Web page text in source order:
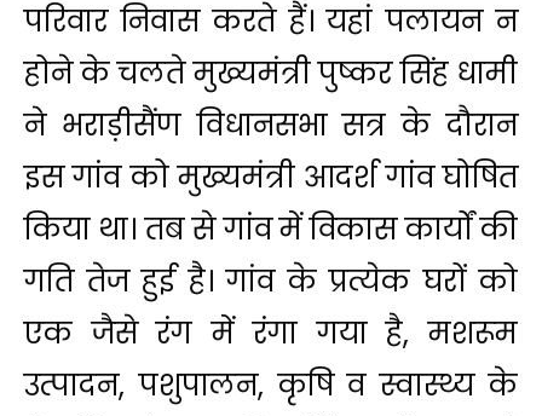
परिवार निवास करते हैं। यहां पलायन न
होने के चलते मुख्यमंत्री पुष्कर सिंह धामी
ने भराड़ीसैंण विधानसभा सत्र के दौरान
इस गांव को मुख्यमंत्री आदर्श गांव घोषित
किया था। तब से गांव में विकास कार्यों की
गति तेज हुई है। गांव के प्रत्येक घरों को
एक जैसे रंग में रंगा गया है, मशरूम
उत्पादन, पशुपालन, कृषि व स्वास्थ्य के